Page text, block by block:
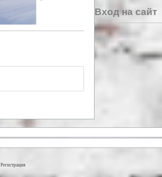
Вход на сайт
Регистрация